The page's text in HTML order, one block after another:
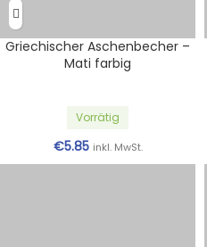
Griechischer Aschenbecher –
Mati farbig
Vorrätig
€5.85 inkl. MwSt.